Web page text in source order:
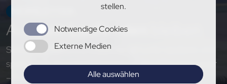
stellen.
Notwendige Cookies
Externe Medien
Alle auswählen
Auf dem Laufenden
Sichere dir exklusive Einblicke, aktuelle Updates und
spannende Neuigkeiten rund um den PSV Hannover
– melde dich jetzt für unseren Newsletter an!